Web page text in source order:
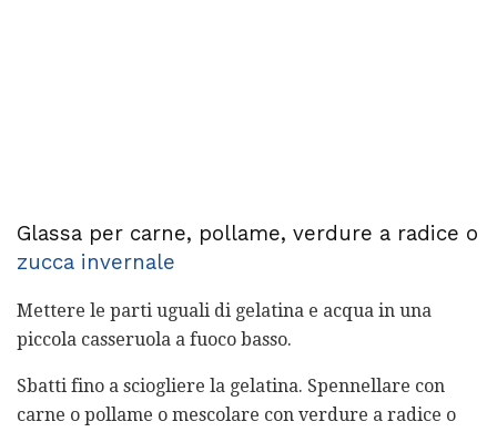
Glassa per carne, pollame, verdure a radice o
zucca invernale
Mettere le parti uguali di gelatina e acqua in una
piccola casseruola a fuoco basso.
Sbatti fino a sciogliere la gelatina. Spennellare con
carne o pollame o mescolare con verdure a radice o